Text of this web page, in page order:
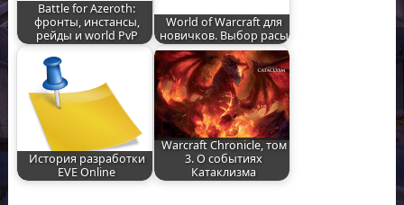
Battle for Azeroth:
фронты, инстансы,
рейды и world PvP
World of Warcraft для
новичков. Выбор расы
История разработки
EVE Online
Warcraft Chronicle, том
3. О событиях
Катаклизма